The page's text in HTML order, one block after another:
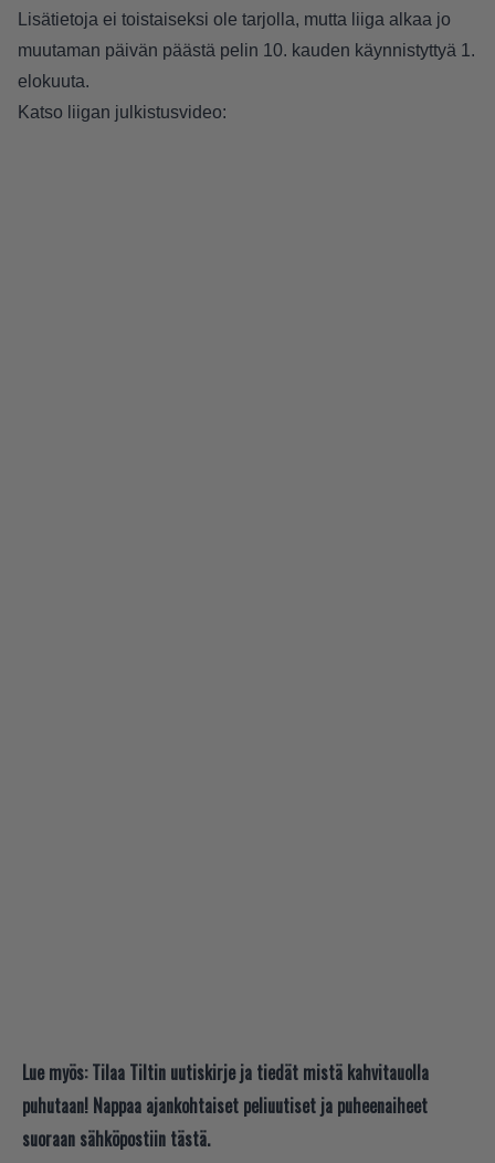
Lisätietoja ei toistaiseksi ole tarjolla, mutta liiga alkaa jo
muutaman päivän päästä pelin 10. kauden käynnistyttyä 1.
elokuuta.
Katso liigan julkistusvideo:
Lue myös: Tilaa Tiltin uutiskirje ja tiedät mistä kahvitauolla
puhutaan! Nappaa ajankohtaiset peliuutiset ja puheenaiheet
suoraan sähköpostiin tästä.